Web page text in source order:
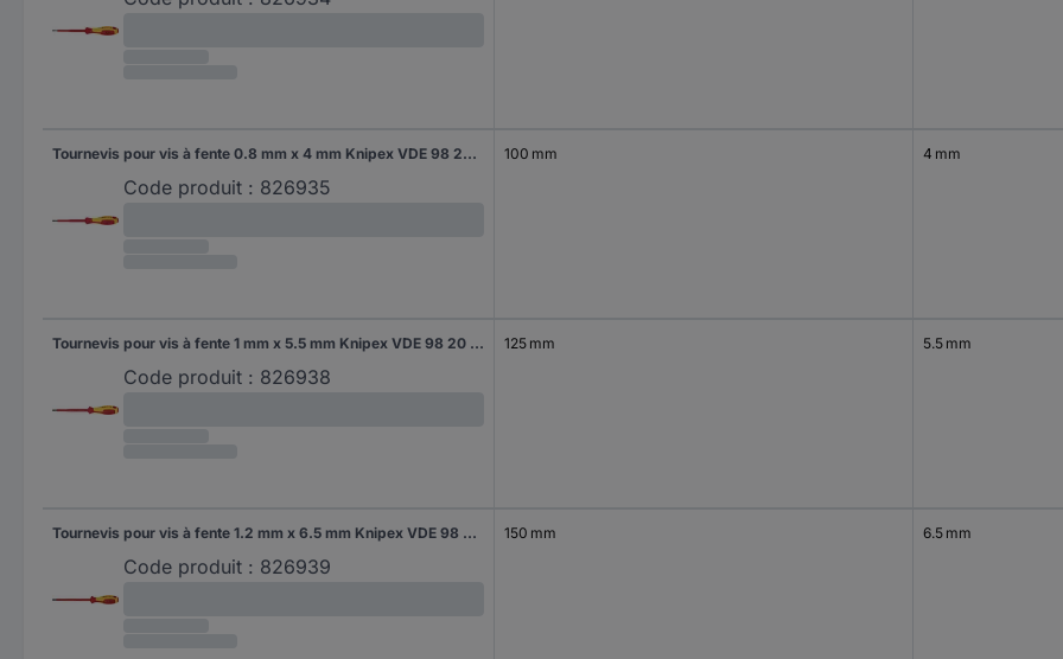
Tournevis pour vis à fente 0.8 mm x 4 mm Knipex VDE 98 20 40 Longueur de la lame: 100 mm 1 pc(s)
Code produit : 826935
100 mm 4 mm
Tournevis pour vis à fente 1 mm x 5.5 mm Knipex VDE 98 20 55 Longueur de la lame: 125 mm 1 pc(s)
Code produit : 826938
125 mm 5.5 mm
Tournevis pour vis à fente 1.2 mm x 6.5 mm Knipex VDE 98 20 65 Longueur de la lame: 150 mm 1 pc(s)
Code produit : 826939
150 mm 6.5 mm